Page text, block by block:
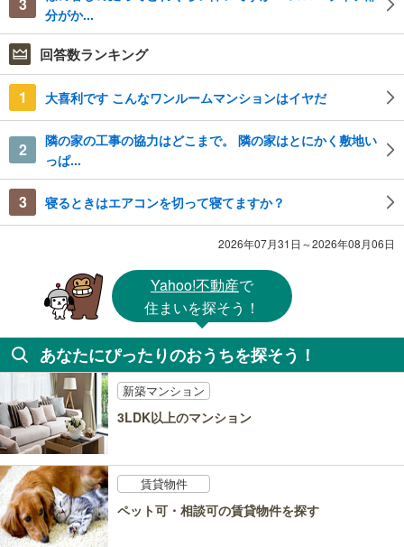
分がか...
回答数ランキング
1 大喜利です こんなワンルームマンションはイヤだ
2
隣の家の工事の協力はどこまで。 隣の家はとにかく敷地い
っぱ...
3 寝るときはエアコンを切って寝てますか？
2026年07月31日～2026年08月06日
Yahoo!不動産で
住まいを探そう！
あなたにぴったりのおうちを探そう！
新築マンション
3LDK以上のマンション
賃貸物件
ペット可・相談可の賃貸物件を探す